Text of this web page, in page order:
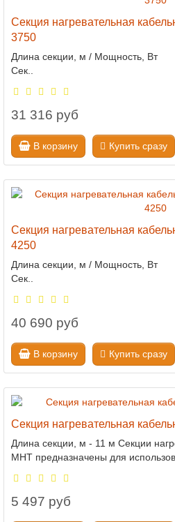
Секция нагревательная
3750
Длина секции, м / Мощность, Вт
Сек..
31 316 руб
В корзину Купить сразу
Секция нагревательная
4250
Длина секции, м / Мощность, Вт
Сек..
40 690 руб
В корзину Купить сразу
Секция нагревательная
Длина секции, м - 11 м Секции
МНТ предназначены для
5 497 руб